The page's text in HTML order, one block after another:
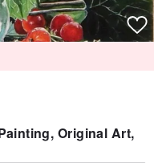
Original Art,